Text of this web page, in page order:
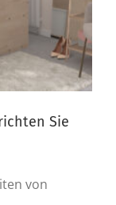
Sie
von